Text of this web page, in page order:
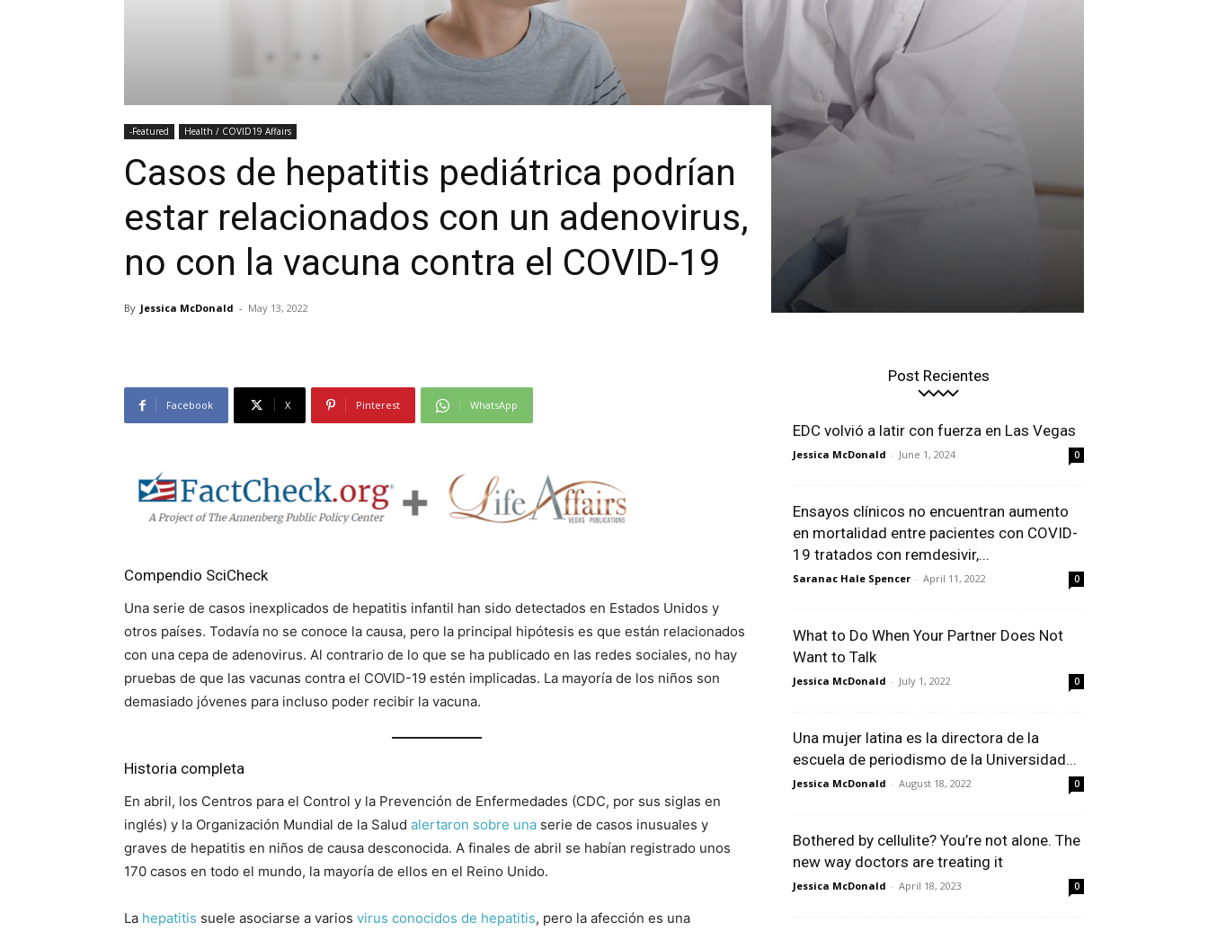
-Featured Health / COVID19 Affairs
Casos de hepatitis pediátrica podrían
estar relacionados con un adenovirus,
no con la vacuna contra el COVID-19
By Jessica McDonald - May 13, 2022
Facebook X Pinterest WhatsApp
Compendio SciCheck
Una serie de casos inexplicados de hepatitis infantil han sido detectados en Estados Unidos y
otros países. Todavía no se conoce la causa, pero la principal hipótesis es que están relacionados
con una cepa de adenovirus. Al contrario de lo que se ha publicado en las redes sociales, no hay
pruebas de que las vacunas contra el COVID-19 estén implicadas. La mayoría de los niños son
demasiado jóvenes para incluso poder recibir la vacuna.
Historia completa
En abril, los Centros para el Control y la Prevención de Enfermedades (CDC, por sus siglas en
inglés) y la Organización Mundial de la Salud alertaron sobre una serie de casos inusuales y
graves de hepatitis en niños de causa desconocida. A finales de abril se habían registrado unos
170 casos en todo el mundo, la mayoría de ellos en el Reino Unido.
La hepatitis suele asociarse a varios virus conocidos de hepatitis, pero la afección es una
Post Recientes
EDC volvió a latir con fuerza en Las Vegas
Jessica McDonald - June 1, 2024 0
Ensayos clínicos no encuentran aumento
en mortalidad entre pacientes con COVID-
19 tratados con remdesivir,...
Saranac Hale Spencer - April 11, 2022 0
What to Do When Your Partner Does Not
Want to Talk
Jessica McDonald - July 1, 2022 0
Una mujer latina es la directora de la
escuela de periodismo de la Universidad...
Jessica McDonald - August 18, 2022 0
Bothered by cellulite? You’re not alone. The
new way doctors are treating it
Jessica McDonald - April 18, 2023 0